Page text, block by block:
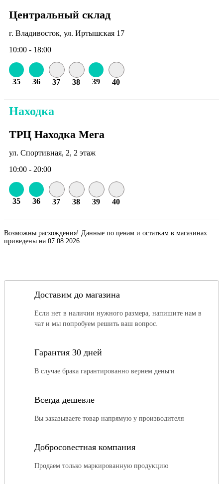
Центральный склад
г. Владивосток, ул. Иртышская 17
10:00 - 18:00
35 36 37 38 39 40
Находка
ТРЦ Находка Мега
ул. Спортивная, 2, 2 этаж
10:00 - 20:00
35 36 37 38 39 40
Возможны расхождения! Данные по ценам и остаткам в магазинах
приведены на 07.08.2026.
Доставим до магазина
Если нет в наличии нужного размера, напишите нам в
чат и мы попробуем решить ваш вопрос.
Гарантия 30 дней
В случае брака гарантированно вернем деньги
Всегда дешевле
Вы заказываете товар напрямую у производителя
Добросовестная компания
Продаем только маркированную продукцию